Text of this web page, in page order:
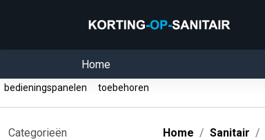
Home
bedieningspanelen toebehoren
Categorieën Home Sanitair